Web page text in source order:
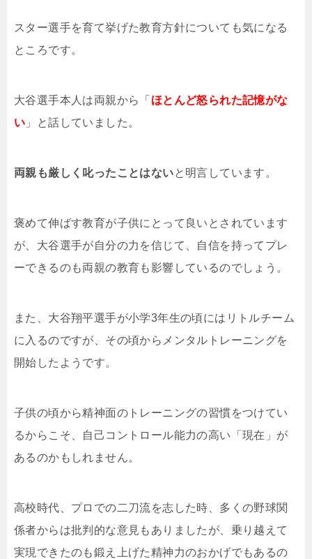
スター選手を育て挙げた教育方針についても気になる
ところです。
大谷選手本人は両親から「 ほとんど怒られた記憶がな
い 」と話していました。
両親も厳しく叱ったことはないと明言しています。
褒めて伸ばす教育が子供にとって良いとされています
が、大谷選手が自分の力を信じて、自信を持ってプレ
ーできるのも両親の教育も影響しているのでしょう。
また、大谷翔平選手が小学3年生の頃にはリトルチーム
に入るのですが、その頃からメンタルトレーニングを
開始したようです。
子供の頃から精神面のトレーニングの習慣をつけてい
るからこそ、自己コントロール能力の高い「現在」が
あるのかもしれません。
高校時代、プロでの二刀流を志した時、多くの野球関
係者からは批判的な意見もありましたが、乗り越えて
実現できたのも鍛え上げた精神力のおかげでもあるの